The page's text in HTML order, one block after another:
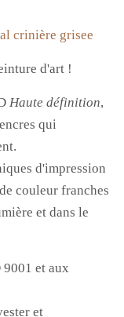
crinière grisee
d'art !
Haute définition,
qui
d'impression
couleur franches
et dans le
9001 et aux
et